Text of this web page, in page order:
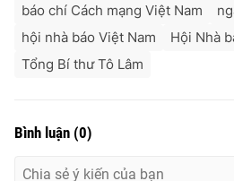
báo chí Cách mạng Việt Nam
hội nhà báo Việt Nam
Hội Nhà
Tổng Bí thư Tô Lâm
Bình luận (0)